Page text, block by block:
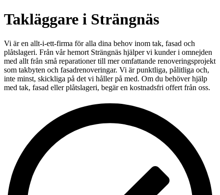
Takläggare i Strängnäs
Vi är en allt-i-ett-firma för alla dina behov inom tak, fasad och
plåtslageri. Från vår hemort Strängnäs hjälper vi kunder i omnejden
med allt från små reparationer till mer omfattande renoveringsprojekt
som takbyten och fasadrenoveringar. Vi är punktliga, pålitliga och,
inte minst, skickliga på det vi håller på med. Om du behöver hjälp
med tak, fasad eller plåtslageri, begär en kostnadsfri offert från oss.